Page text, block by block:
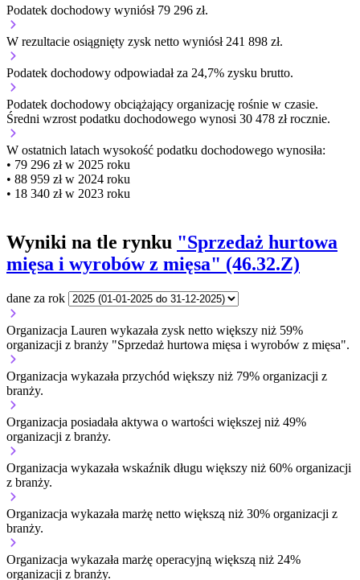
Podatek dochodowy wyniósł 79 296 zł.
W rezultacie osiągnięty zysk netto wyniósł 241 898 zł.
Podatek dochodowy odpowiadał za 24,7% zysku brutto.
Podatek dochodowy obciążający organizację rośnie w czasie.
Średni wzrost podatku dochodowego wynosi 30 478 zł rocznie.
W ostatnich latach wysokość podatku dochodowego wynosiła:
• 79 296 zł w 2025 roku
• 88 959 zł w 2024 roku
• 18 340 zł w 2023 roku
Wyniki na tle rynku "Sprzedaż hurtowa
mięsa i wyrobów z mięsa" (46.32.Z)
dane za rok
Organizacja Lauren wykazała zysk netto większy niż 59%
organizacji z branży "Sprzedaż hurtowa mięsa i wyrobów z mięsa".
Organizacja wykazała przychód większy niż 79% organizacji z
branży.
Organizacja posiadała aktywa o wartości większej niż 49%
organizacji z branży.
Organizacja wykazała wskaźnik długu większy niż 60% organizacji
z branży.
Organizacja wykazała marżę netto większą niż 30% organizacji z
branży.
Organizacja wykazała marżę operacyjną większą niż 24%
organizacji z branży.